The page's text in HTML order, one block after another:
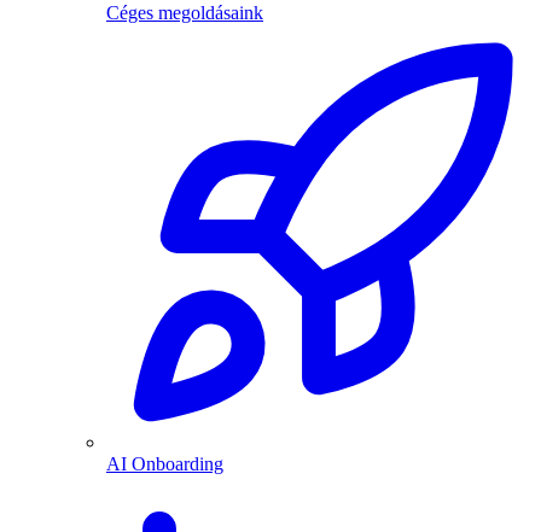
Céges megoldásaink
AI Onboarding